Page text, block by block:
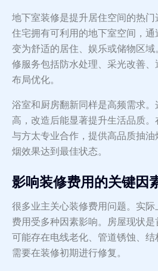
地下室装修是提升居住空间的热
住宅拥有可利用的地下室空间，
变为舒适的居住、娱乐或储物区
修服务包括防水处理、采光改善
布局优化。
浴室和厨房翻新同样是高频需求
高，改造后能显著提升生活品质
与方太专业合作，提供高品质抽
烟效果达到最佳状态。
影响装修费用的关键因
很多业主关心装修费用问题。实
费用受多种因素影响。房屋现状
可能存在电线老化、管道锈蚀、
需要在装修初期进行修复。